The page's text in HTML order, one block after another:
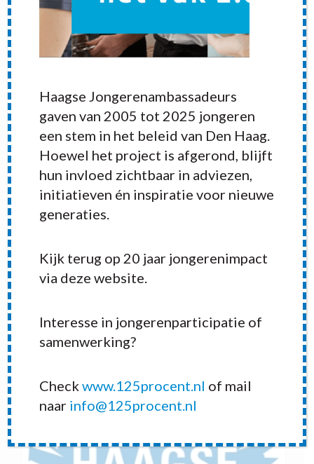
RECENT POSTS
Haagse Jongerenambassadeurs
gaven van 2005 tot 2025 jongeren
een stem in het beleid van Den Haag.
Hoewel het project is afgerond, blijft
hun invloed zichtbaar in adviezen,
initiatieven én inspiratie voor nieuwe
generaties.
Kijk terug op 20 jaar jongerenimpact
via deze website.
Interesse in jongerenparticipatie of
samenwerking?
Checkwww.125procent.nl of mail
naar info@125procent.nl